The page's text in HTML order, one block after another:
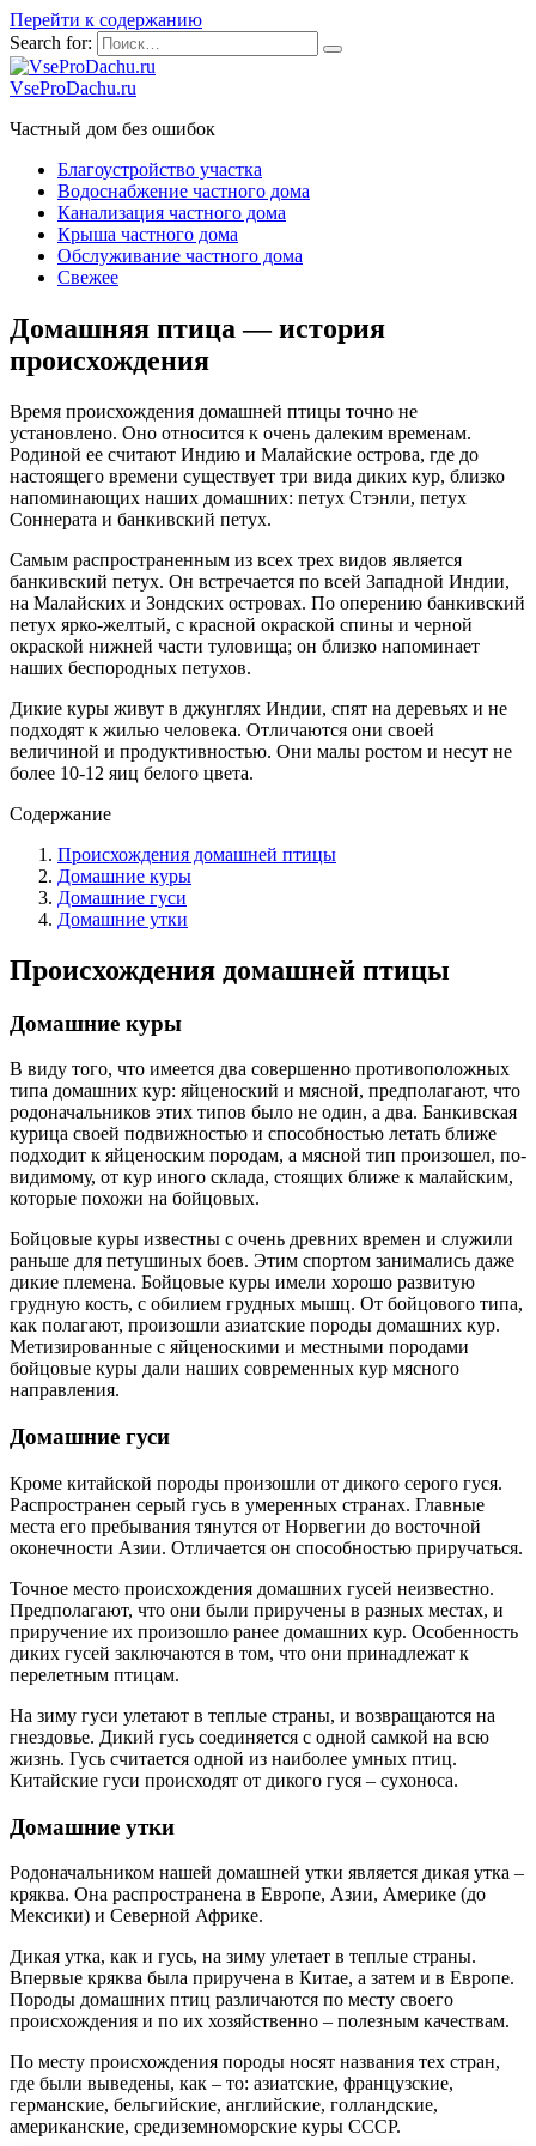
Перейти к содержанию
Search for:
VseProDachu.ru
Частный дом без ошибок
Благоустройство участка
Водоснабжение частного дома
Канализация частного дома
Крыша частного дома
Обслуживание частного дома
Свежее
Домашняя птица — история
происхождения
Время происхождения домашней птицы точно не
установлено. Оно относится к очень далеким временам.
Родиной ее считают Индию и Малайские острова, где до
настоящего времени существует три вида диких кур, близко
напоминающих наших домашних: петух Стэнли, петух
Соннерата и банкивский петух.
Самым распространенным из всех трех видов является
банкивский петух. Он встречается по всей Западной Индии,
на Малайских и Зондских островах. По оперению банкивский
петух ярко-желтый, с красной окраской спины и черной
окраской нижней части туловища; он близко напоминает
наших беспородных петухов.
Дикие куры живут в джунглях Индии, спят на деревьях и не
подходят к жилью человека. Отличаются они своей
величиной и продуктивностью. Они малы ростом и несут не
более 10-12 яиц белого цвета.
Содержание
Происхождения домашней птицы
Домашние куры
Домашние гуси
Домашние утки
Происхождения домашней птицы
Домашние куры
В виду того, что имеется два совершенно противоположных
типа домашних кур: яйценоский и мясной, предполагают, что
родоначальников этих типов было не один, а два. Банкивская
курица своей подвижностью и способностью летать ближе
подходит к яйценоским породам, а мясной тип произошел, по-
видимому, от кур иного склада, стоящих ближе к малайским,
которые похожи на бойцовых.
Бойцовые куры известны с очень древних времен и служили
раньше для петушиных боев. Этим спортом занимались даже
дикие племена. Бойцовые куры имели хорошо развитую
грудную кость, с обилием грудных мышц. От бойцового типа,
как полагают, произошли азиатские породы домашних кур.
Метизированные с яйценоскими и местными породами
бойцовые куры дали наших современных кур мясного
направления.
Домашние гуси
Кроме китайской породы произошли от дикого серого гуся.
Распространен серый гусь в умеренных странах. Главные
места его пребывания тянутся от Норвегии до восточной
оконечности Азии. Отличается он способностью приручаться.
Точное место происхождения домашних гусей неизвестно.
Предполагают, что они были приручены в разных местах, и
приручение их произошло ранее домашних кур. Особенность
диких гусей заключаются в том, что они принадлежат к
перелетным птицам.
На зиму гуси улетают в теплые страны, и возвращаются на
гнездовье. Дикий гусь соединяется с одной самкой на всю
жизнь. Гусь считается одной из наиболее умных птиц.
Китайские гуси происходят от дикого гуся – сухоноса.
Домашние утки
Родоначальником нашей домашней утки является дикая утка –
кряква. Она распространена в Европе, Азии, Америке (до
Мексики) и Северной Африке.
Дикая утка, как и гусь, на зиму улетает в теплые страны.
Впервые кряква была приручена в Китае, а затем и в Европе.
Породы домашних птиц различаются по месту своего
происхождения и по их хозяйственно – полезным качествам.
По месту происхождения породы носят названия тех стран,
где были выведены, как – то: азиатские, французские,
германские, бельгийские, английские, голландские,
американские, средиземноморские куры СССР.